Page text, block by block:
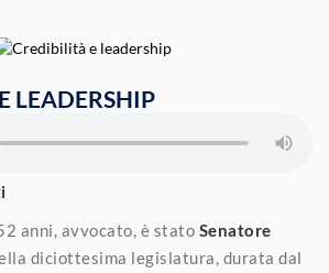
LEADERSHIP
anni, avvocato, è stato Senatore
diciottesima legislatura, durata dal